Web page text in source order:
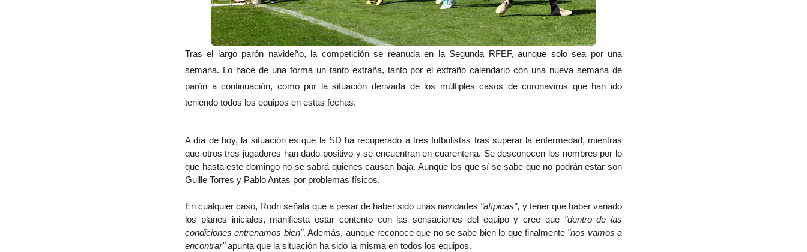
Tras el largo parón navideño, la competición se reanuda en la Segunda RFEF, aunque solo sea por una
semana. Lo hace de una forma un tanto extraña, tanto por el extraño calendario con una nueva semana de
parón a continuación, como por la situación derivada de los múltiples casos de coronavirus que han ido
teniendo todos los equipos en estas fechas.
A día de hoy, la situación es que la SD ha recuperado a tres futbolistas tras superar la enfermedad, mientras
que otros tres jugadores han dado positivo y se encuentran en cuarentena. Se desconocen los nombres por lo
que hasta este domingo no se sabrá quienes causan baja. Aunque los que sí se sabe que no podrán estar son
Guille Torres y Pablo Antas por problemas físicos.
En cualquier caso, Rodri señala que a pesar de haber sido unas navidades "atípicas", y tener que haber variado
los planes iniciales, manifiesta estar contento con las sensaciones del equipo y cree que "dentro de las
condiciones entrenamos bien". Además, aunque reconoce que no se sabe bien lo que finalmente "nos vamos a
encontrar"apunta que la situación ha sido la misma en todos los equipos.